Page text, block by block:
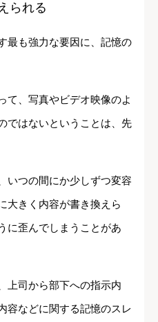
られる
最も強力な要因に、記憶の
て、写真やビデオ映像のよ
ではないということは、先
いつの間にか少しずつ変容
大きく内容が書き換えら
に歪んでしまうことがあ
上司から部下への指示内
容などに関する記憶のスレ